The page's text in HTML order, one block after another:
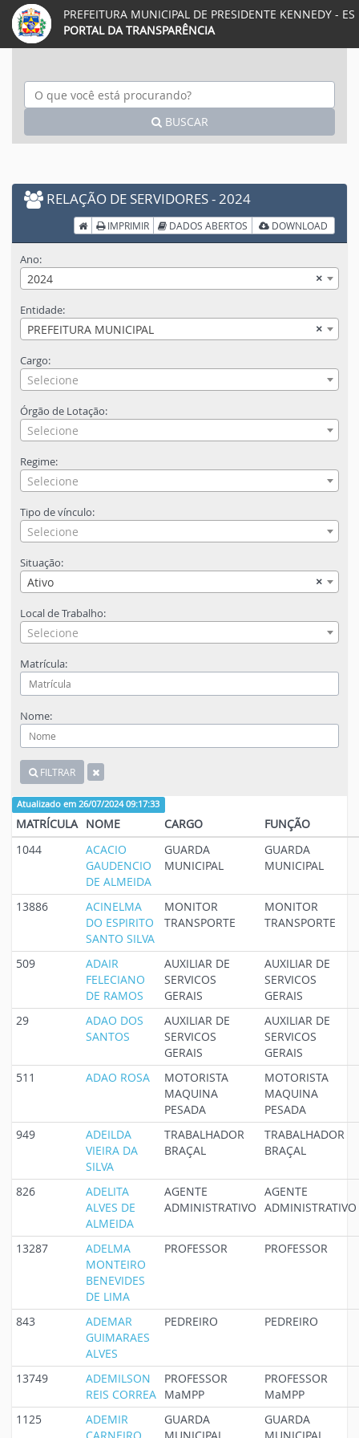
Acessar página inicial do site
Acessar o mapa do siteAção para aumentar tamanho da fonte do site
Ação para diminuir tamanho da fonte do
Ação para aplicar auto contraste
Acessar página sobre
Acessar página sobre
Acessar página sobre
Acessar Webmail
Acessar
PREFEITURA MUNICIPAL DE PRESIDENTE KENNEDY - ES
PORTAL DA TRANSPARÊNCIA
BUSCAR
RELAÇÃO DE SERVIDORES - 2024
InícioIMPRIMIR DADOS ABERTOS DOWNLOAD
Ano:
×
2024
Entidade:
×
PREFEITURA MUNICIPAL
Cargo:
Selecione
Órgão de Lotação:
Selecione
Regime:
Selecione
Tipo de vínculo:
Selecione
Situação:
×
Ativo
Local de Trabalho:
Selecione
Matrícula:
Nome:
FILTRAR
Atualizado em 26/07/2024 09:17:33
MATRÍCULA NOME CARGO
FUNÇÃO
1044
ACACIO
GAUDENCIO
DE ALMEIDA
GUARDA
MUNICIPAL
GUARDA
MUNICIPAL
13886
ACINELMA
DO ESPIRITO
SANTO SILVA
MONITOR
TRANSPORTE
MONITOR
TRANSPORTE
509
ADAIR
FELECIANO
DE RAMOS
AUXILIAR DE
SERVICOS
GERAIS
AUXILIAR DE
SERVICOS
GERAIS
29
ADAO DOS
SANTOS
AUXILIAR DE
SERVICOS
GERAIS
AUXILIAR DE
SERVICOS
GERAIS
511
ADAO ROSA
MOTORISTA
MAQUINA
PESADA
MOTORISTA
MAQUINA
PESADA
949
ADEILDA
VIEIRA DA
SILVA
TRABALHADOR
BRAÇAL
TRABALHADOR
BRAÇAL
826
ADELITA
ALVES DE
ALMEIDA
AGENTE
ADMINISTRATIVO
AGENTE
ADMINISTRATIVO
13287
ADELMA
MONTEIRO
BENEVIDES
DE LIMA
PROFESSOR PROFESSOR
843
ADEMAR
GUIMARAES
ALVES
PEDREIRO PEDREIRO
13749
ADEMILSON
REIS CORREA
PROFESSOR
MaMPP
PROFESSOR
MaMPP
1125
ADEMIR
CARNEIRO
GUARDA
MUNICIPAL
GUARDA
MUNICIPAL